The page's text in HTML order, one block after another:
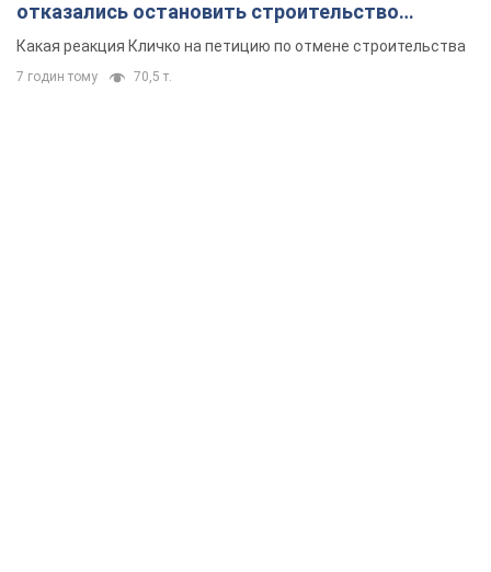
отказались остановить строительство
небоскреба "московского верующего"
Какая реакция Кличко на петицию по отмене строительства
7 годин тому 70,5 т.